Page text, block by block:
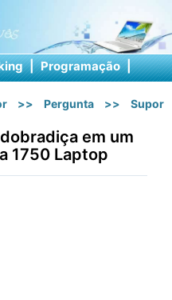
| Programação |
>> Pergunta >>
em um
1750 Laptop